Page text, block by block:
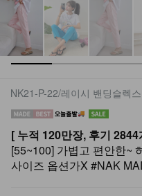
NK21-P-22/레이시 밴딩슬렉스
[ 누적 120만장, 후기
[55~100] 가볍고 편안한~
사이즈 옵션가X #NAK